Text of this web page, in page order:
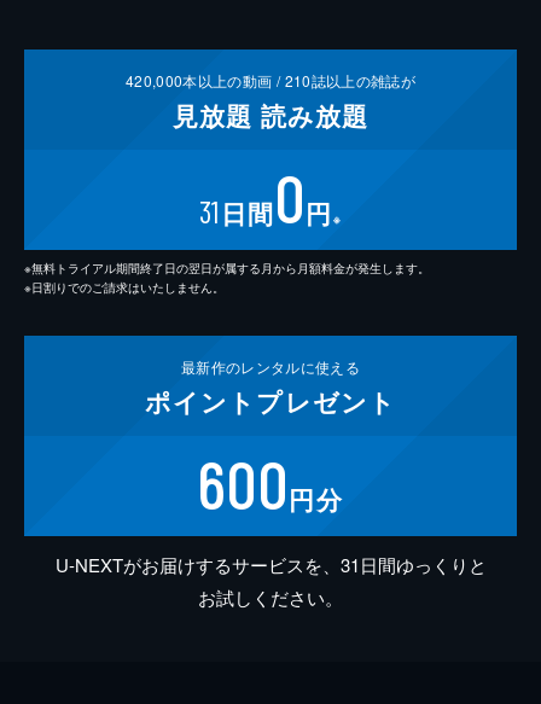
420,000本以上の動画 /210誌以上の雑誌が
見放題 読み放題
31 日間0円 ※
※無料トライアル期間終了日の翌日が属する月から月額料金が発生します。
※日割りでのご請求はいたしません。
最新作のレンタルに使える
ポイント プレゼント
600円分
U-NEXTがお届けするサービスを、31日間ゆっくりと
お試しください。